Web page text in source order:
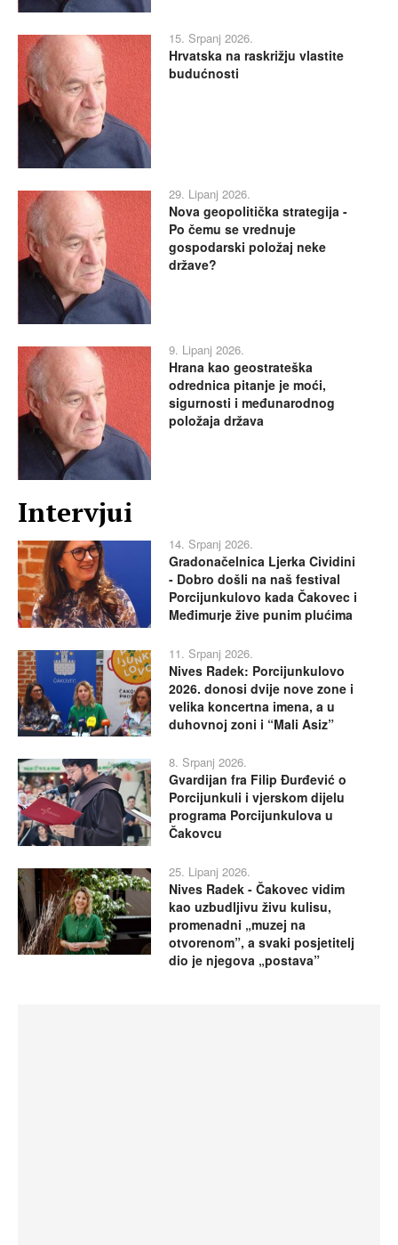
15. Srpanj 2026.
Hrvatska na raskrižju vlastite
budućnosti
29. Lipanj 2026.
Nova geopolitička strategija -
Po čemu se vrednuje
gospodarski položaj neke
države?
9. Lipanj 2026.
Hrana kao geostrateška
odrednica pitanje je moći,
sigurnosti i međunarodnog
položaja država
Intervjui
14. Srpanj 2026.
Gradonačelnica Ljerka Cividini
- Dobro došli na naš festival
Porcijunkulovo kada Čakovec i
Međimurje žive punim plućima
11. Srpanj 2026.
Nives Radek: Porcijunkulovo
2026. donosi dvije nove zone i
velika koncertna imena, a u
duhovnoj zoni i “Mali Asiz”
8. Srpanj 2026.
Gvardijan fra Filip Đurđević o
Porcijunkuli i vjerskom dijelu
programa Porcijunkulova u
Čakovcu
25. Lipanj 2026.
Nives Radek - Čakovec vidim
kao uzbudljivu živu kulisu,
promenadni „muzej na
otvorenom”, a svaki posjetitelj
dio je njegova „postava”